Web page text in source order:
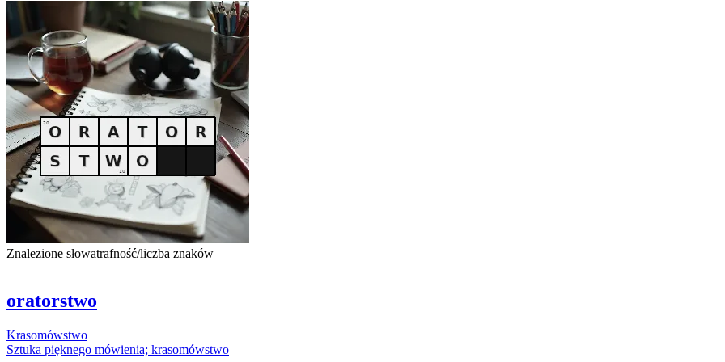
Znalezione słowatrafność/liczba znaków
oratorstwo
Krasomówstwo
Sztuka pięknego mówienia; krasomówstwo